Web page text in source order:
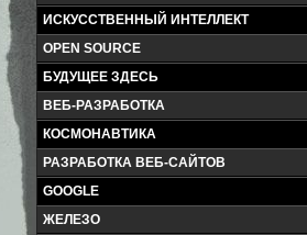
ИСКУССТВЕННЫЙ ИНТЕЛЛЕКТ
OPEN SOURCE
БУДУЩЕЕ ЗДЕСЬ
ВЕБ-РАЗРАБОТКА
КОСМОНАВТИКА
РАЗРАБОТКА ВЕБ-САЙТОВ
GOOGLE
ЖЕЛЕЗО